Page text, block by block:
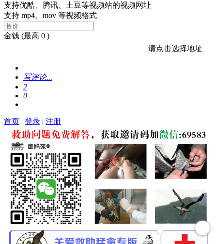
支持优酷、腾讯、土豆等视频站的视频网址
支持 mp4、mov 等视频格式
金钱 (最高 0 )
请点击选择地址
写评论...
2
0
首页 | 登录 | 注册